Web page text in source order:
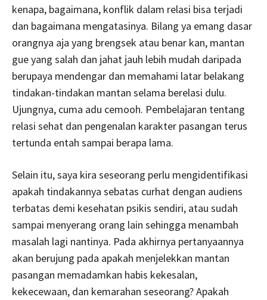
kenapa, bagaimana, konflik dalam relasi bisa terjadi
dan bagaimana mengatasinya. Bilang ya emang dasar
orangnya aja yang brengsek atau benar kan, mantan
gue yang salah dan jahat jauh lebih mudah daripada
berupaya mendengar dan memahami latar belakang
tindakan-tindakan mantan selama berelasi dulu.
Ujungnya, cuma adu cemooh. Pembelajaran tentang
relasi sehat dan pengenalan karakter pasangan terus
tertunda entah sampai berapa lama.
Selain itu, saya kira seseorang perlu mengidentifikasi
apakah tindakannya sebatas curhat dengan audiens
terbatas demi kesehatan psikis sendiri, atau sudah
sampai menyerang orang lain sehingga menambah
masalah lagi nantinya. Pada akhirnya pertanyaannya
akan berujung pada apakah menjelekkan mantan
pasangan memadamkan habis kekesalan,
kekecewaan, dan kemarahan seseorang? Apakah